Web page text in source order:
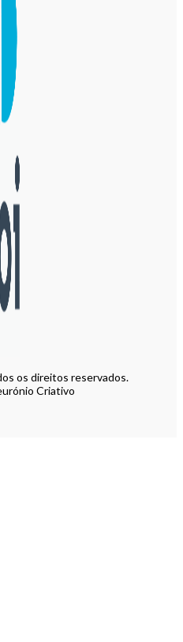
os direitos reservados.
Criativo